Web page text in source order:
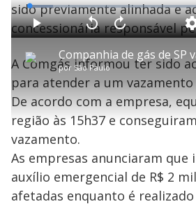
sido previamente alinhada e
concessionária responsável
P
l
a
y
por São Paulo
P V
t
a
r
0
e
g
n
d
A
n
ç
a
1
s
e
M
L
o
a
d
e
0
7
5
A Comgás informou ter sido
para atender a um vazamento
De acordo com a empresa,
região às 15h37 e
vazamento.
As empresas anunciaram
auxílio emergencial de R$ 2
afetadas enquanto é